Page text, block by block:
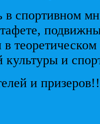
в спортивном
и
и